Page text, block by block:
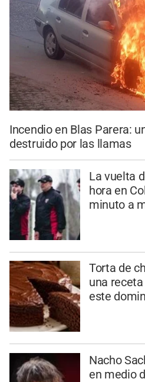
Incendio en Blas Parera:
destruido por las llamas
La vuelta
hora en
minuto a
Torta de
una
este
Nacho
en medio